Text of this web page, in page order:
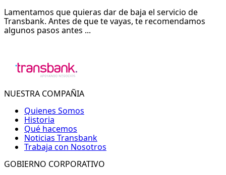
Lamentamos que quieras dar de baja el servicio de
Transbank. Antes de que te vayas, te recomendamos
algunos pasos antes ...
NUESTRA COMPAÑIA
Quienes Somos
Historia
Qué hacemos
Noticias Transbank
Trabaja con Nosotros
GOBIERNO CORPORATIVO